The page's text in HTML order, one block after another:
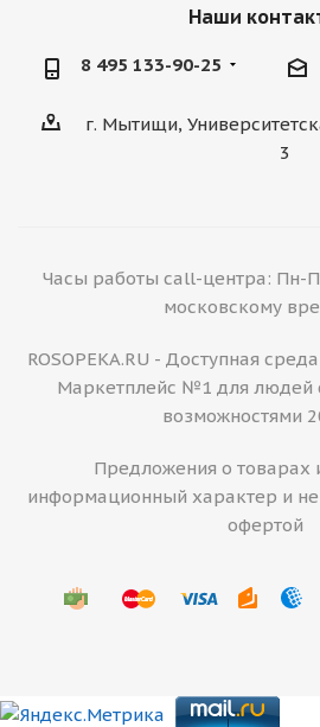
Наши
8 495 133-90-25
г. Мытищи,
3
Часы работы call-центра: Пн-
московскому
ROSOPEKA.RU - Доступная
Маркетплейс №1 для людей
возможностями
Предложения о товарах
информационный характер и не
офертой